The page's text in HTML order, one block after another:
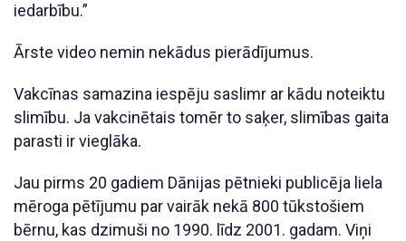
iedarbību.”
Ārste video nemin nekādus pierādījumus.
Vakcīnas samazina iespēju saslimr ar kādu noteiktu
slimību. Ja vakcinētais tomēr to saķer, slimības gaita
parasti ir vieglāka.
Jau pirms 20 gadiem Dānijas pētnieki publicēja liela
mēroga pētījumu par vairāk nekā 800 tūkstošiem
bērnu, kas dzimuši no 1990. līdz 2001. gadam. Viņi